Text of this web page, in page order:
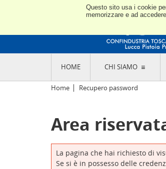
Questo sito usa i cookie
memorizzare e ad
HOME CHI SIAMO
L'ASSOCIAZIONE
CODICE ETICO E DEI VALORI
TRASPARENZA CONTRIBUTI
L'INDUSTRIA E IL TERRITORIO DI
PISTOIA E PRATO
SEDI E CONTATTI
Home Recupero password
Area
La pagina che hai richiesto di
Se si è in possesso delle